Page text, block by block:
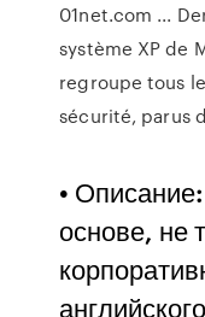
01net.com ...
système XP de
regroupe tous
sécurité, parus
•
основе, не